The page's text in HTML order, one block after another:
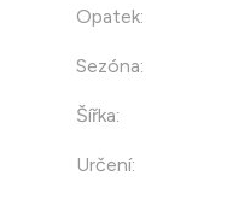
Opatek:
Sezóna:
Šířka:
Určení: